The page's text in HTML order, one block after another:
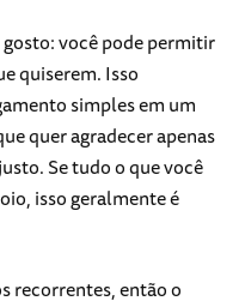
você pode permitir
quiserem. Isso
simples em um
quer agradecer apenas
Se tudo o que você
isso geralmente é
recorrentes, então o